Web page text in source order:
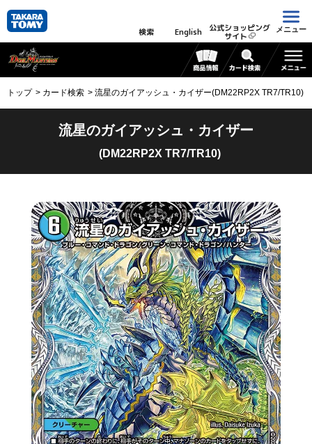
検索 English 公式ショッピング
サイト
メニュー
トップ カード検索 流星のガイアッシュ・カイザー(DM22RP2X TR7/TR10)
流星のガイアッシュ・カイザー
(DM22RP2X TR7/TR10)